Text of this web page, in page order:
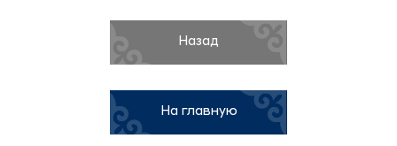
Назад
На главную